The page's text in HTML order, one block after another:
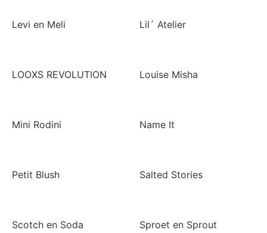
Levi en Meli Lil´ Atelier
LOOXS REVOLUTION Louise Misha
Mini Rodini Name It
Petit Blush Salted Stories
Scotch en Soda Sproet en Sprout